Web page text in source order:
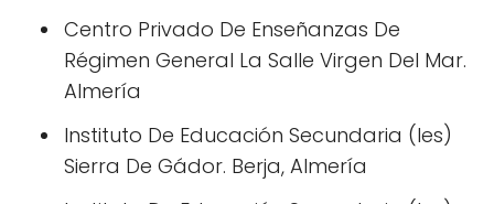
Centro Privado De Enseñanzas De
Régimen General La Salle Virgen Del Mar.
Almería
Instituto De Educación Secundaria (Ies)
Sierra De Gádor. Berja, Almería